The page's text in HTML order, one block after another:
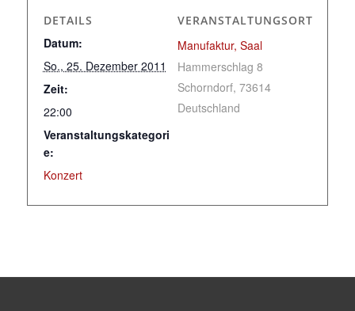
DETAILS
Datum:
So., 25. Dezember 2011
Zeit:
22:00
Veranstaltungskategori
e:
Konzert
VERANSTALTUNGSORT
Manufaktur, Saal
Hammerschlag 8
Schorndorf, 73614
Deutschland